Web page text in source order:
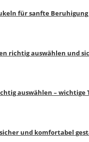
für sanfte
richtig auswählen und
auswählen – wichtige
und komfortabel